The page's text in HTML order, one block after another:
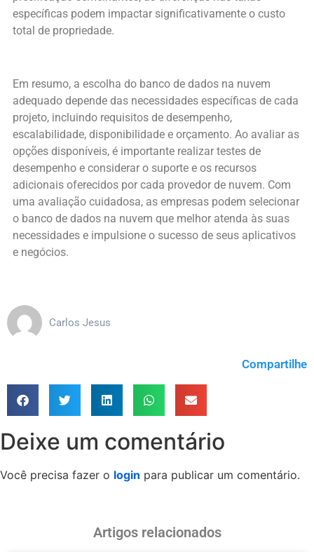
específicas podem impactar significativamente o custo
total de propriedade.
Em resumo, a escolha do banco de dados na nuvem
adequado depende das necessidades específicas de cada
projeto, incluindo requisitos de desempenho,
escalabilidade, disponibilidade e orçamento. Ao avaliar as
opções disponíveis, é importante realizar testes de
desempenho e considerar o suporte e os recursos
adicionais oferecidos por cada provedor de nuvem. Com
uma avaliação cuidadosa, as empresas podem selecionar
o banco de dados na nuvem que melhor atenda às suas
necessidades e impulsione o sucesso de seus aplicativos
e negócios.
Carlos Jesus
Compartilhe
Deixe um comentário
Você precisa fazer o login para publicar um comentário.
Artigos relacionados